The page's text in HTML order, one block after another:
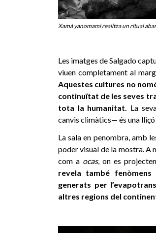
Xamà yanomami realitza un ritual
Les imatges de Salgado
viuen completament al
Aquestes cultures no
continuïtat de les seves
tota la humanitat. La
canvis climàtics— és una
La sala en penombra, amb
poder visual de la mostra. A
com a ocas, on es
revela també
generats per
altres regions del